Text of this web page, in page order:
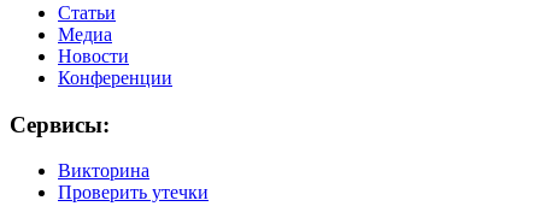
Статьи
Медиа
Новости
Конференции
Сервисы:
Викторина
Проверить утечки